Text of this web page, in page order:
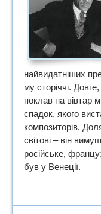
найвидатніших
му сторіччі.
поклав на вівтар
спадок, якого
композиторів.
світові – він
російське,
був у Венеції.